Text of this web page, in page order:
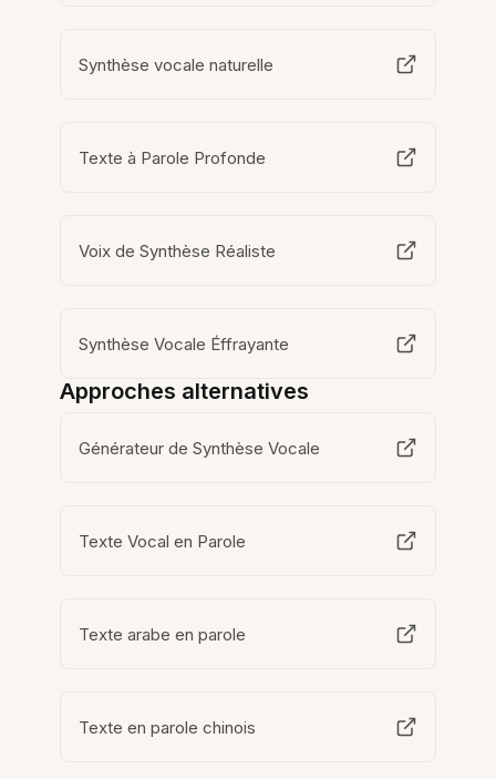
Synthèse vocale naturelle
Texte à Parole Profonde
Voix de Synthèse Réaliste
Synthèse Vocale Éffrayante
Approches alternatives
Générateur de Synthèse Vocale
Texte Vocal en Parole
Texte arabe en parole
Texte en parole chinois